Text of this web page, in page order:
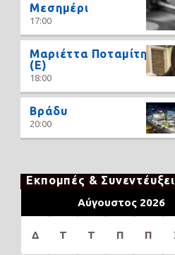
Μεσημέρι
17:00
Μαριέττα Ποταμίτη
(Ε)
18:00
Βράδυ
20:00
Εκπομπές &
Αύγουστος 2026
Δ Τ Τ Π Π